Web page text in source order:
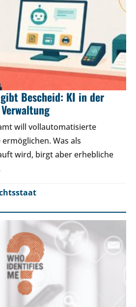
Bescheid: KI in der
will vollautomatisierte
Was als
wird, birgt aber erhebliche